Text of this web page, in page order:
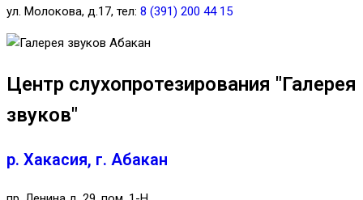
ул. Молокова, д.17, тел: 8 (391) 200 44 15
Центр слухопротезирования "Галерея
звуков"
р. Хакасия, г. Абакан